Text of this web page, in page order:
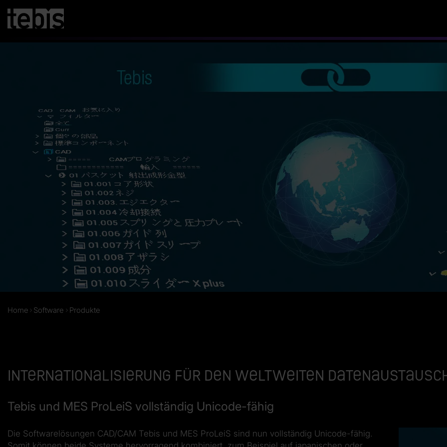
Home Software Produkte
Internationalisierung für den weltweiten
Tebis und MES ProLeiS vollständig Unicode-fähig
Die Softwarelösungen CAD/CAM Tebis und MES ProLeiS sind nun vollständig Unicode-fähig.